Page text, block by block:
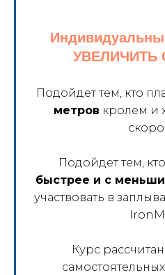
УВЕЛИЧИТЬ
Подойдет тем, кто
метров кролем и
Подойдет тем,
быстрее и с
участвовать в
Курс